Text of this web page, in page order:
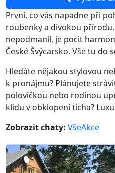
První, co vás napadne při
roubenky a divokou
nepodmanil, je pocit
České Švýcarsko. Vše tu do
Hledáte nějakou stylovou
k pronájmu? Plánujete
polovičkou nebo rodinou
klidu v obklopení ticha?
Zobrazit chaty: VšeAkce